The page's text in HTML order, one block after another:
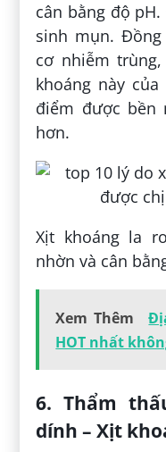
cân bằng độ
sinh mụn.
cơ nhiễm
khoáng này
điểm được bền
hơn.
Xịt khoáng la
nhờn và cân
Xem Thêm
HOT nhất
6. Thẩm
dính – Xịt